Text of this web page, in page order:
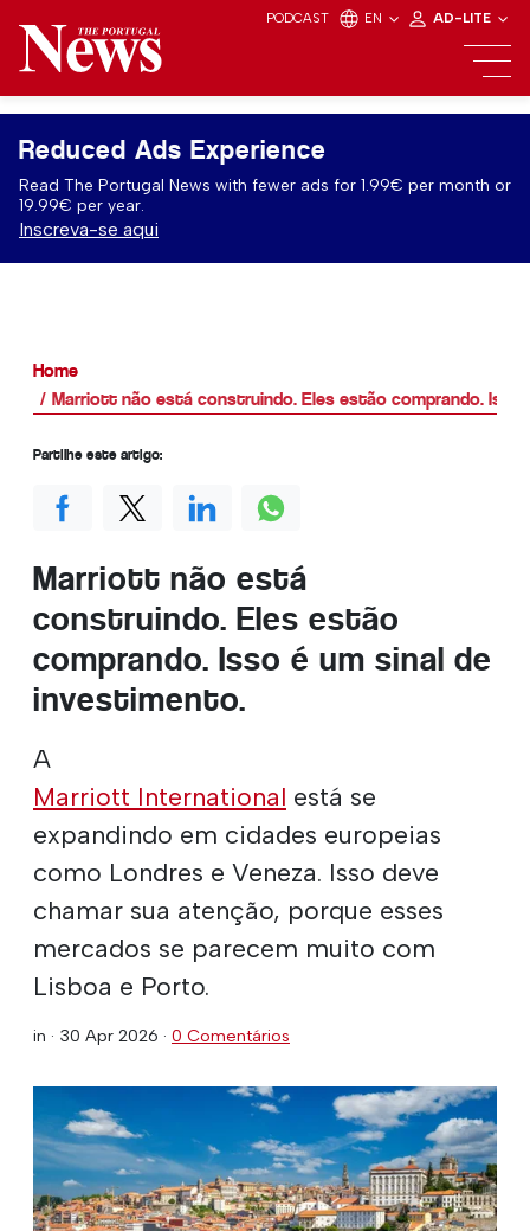
PODCAST EN AD-LITE
Reduced Ads Experience
Read The Portugal News with fewer ads for 1.99€ per month or
19.99€ per year.
Inscreva-se aqui
Home
Marriott não está construindo. Eles estão comprando. Isso
Marriott não está
construindo. Eles estão
comprando. Isso é um sinal de
investimento.
A
Marriott International está se
expandindo em cidades europeias
como Londres e Veneza. Isso deve
chamar sua atenção, porque esses
mercados se parecem muito com
Lisboa e Porto.
in · 30 Apr 2026 · 0 Comentários
Partilhe este artigo: